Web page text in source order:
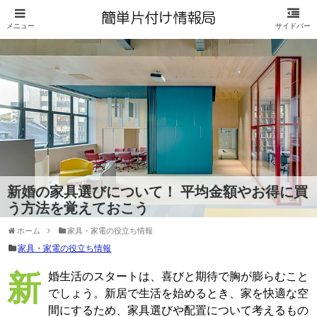
新婚の家具選びについて！ 平均金額やお得に買
う方法を覚えておこう
ホーム 家具・家電の役立ち情報
家具・家電の役立ち情報
新婚生活のスタートは、喜びと期待で胸が膨らむこと
でしょう。新居で生活を始めるとき、家を快適な空
間にするため、家具選びや配置について考えるもの